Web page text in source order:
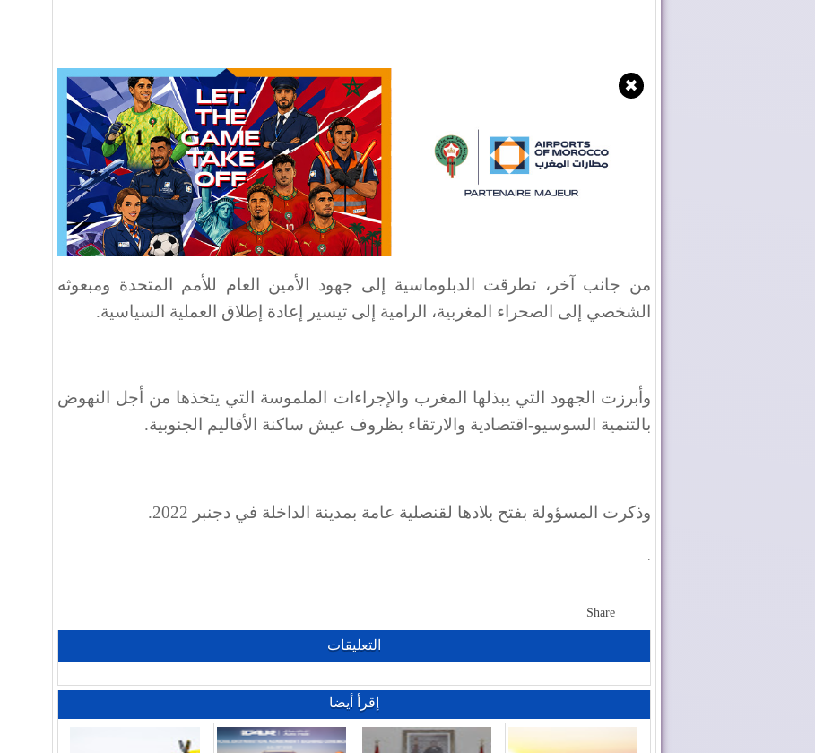
✖
من جانب آخر، تطرقت الدبلوماسية إلى جهود الأمين العام للأمم المتحدة ومبعوثه
الشخصي إلى الصحراء المغربية، الرامية إلى تيسير إعادة إطلاق العملية السياسية.
وأبرزت الجهود التي يبذلها المغرب والإجراءات الملموسة التي يتخذها من أجل النهوض
بالتنمية السوسيو-اقتصادية والارتقاء بظروف عيش ساكنة الأقاليم الجنوبية.
وذكرت المسؤولة بفتح بلادها لقنصلية عامة بمدينة الداخلة في دجنبر 2022 .
Share
التعليقات
إقرأ أيضا